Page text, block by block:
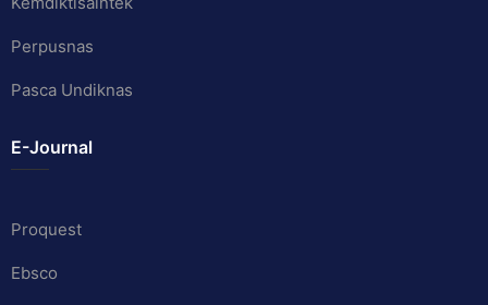
Perpusnas
Pasca Undiknas
E-Journal
Proquest
Ebsco